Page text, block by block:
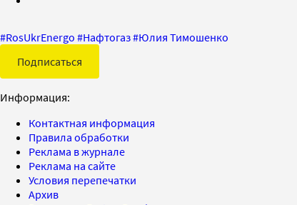
#RosUkrEnergo #Нафтогаз#Юлия Тимошенко
Подписаться
Информация:
Контактная информация
Правила обработки
Реклама в журнале
Реклама на сайте
Условия перепечатки
Архив